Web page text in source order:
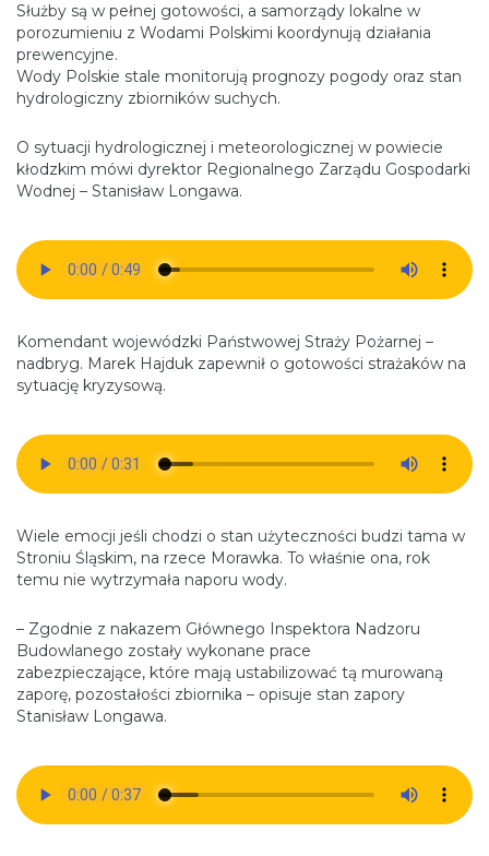
Służby są w pełnej gotowości, a samorządy lokalne w
porozumieniu z Wodami Polskimi koordynują działania
prewencyjne.
Wody Polskie stale monitorują prognozy pogody oraz stan
hydrologiczny zbiorników suchych.
O sytuacji hydrologicznej i meteorologicznej w powiecie
kłodzkim mówi dyrektor Regionalnego Zarządu Gospodarki
Wodnej – Stanisław Longawa.
Komendant wojewódzki Państwowej Straży Pożarnej –
nadbryg. Marek Hajduk zapewnił o gotowości strażaków na
sytuację kryzysową.
Wiele emocji jeśli chodzi o stan użyteczności budzi tama w
Stroniu Śląskim, na rzece Morawka. To właśnie ona, rok
temu nie wytrzymała naporu wody.
– Zgodnie z nakazem Głównego Inspektora Nadzoru
Budowlanego zostały wykonane prace
zabezpieczające, które mają ustabilizować tą murowaną
zaporę, pozostałości zbiornika – opisuje stan zapory
Stanisław Longawa.